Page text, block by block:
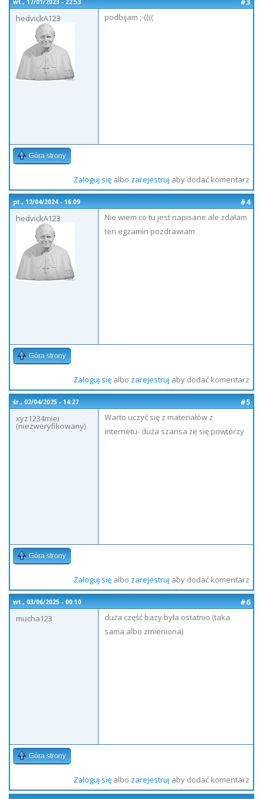
wt., 17/01/2023 - 22:53
hedvickA123
podbijam ;-((((
Góra strony
Zaloguj sięalbo zarejestruj aby dodać komentarz
pt., 12/04/2024 - 16:09
#4
hedvickA123
Nie wiem co tu jest napisane ale zdałam
ten egzamin pozdrawiam
Góra strony
Zaloguj sięalbo zarejestruj aby dodać komentarz
śr., 02/04/2025 - 14:27
#5
xyz1234miei
(niezweryfikowany)
Warto uczyć się z materiałów z
internetu- duża szansa że się powtórzy
Góra strony
Zaloguj sięalbo zarejestruj aby dodać komentarz
wt., 03/06/2025 - 00:10
#6
mucha123
duża część bazy była ostatnio (taka
sama albo zmieniona)
Góra strony
Zaloguj sięalbo zarejestruj aby dodać komentarz